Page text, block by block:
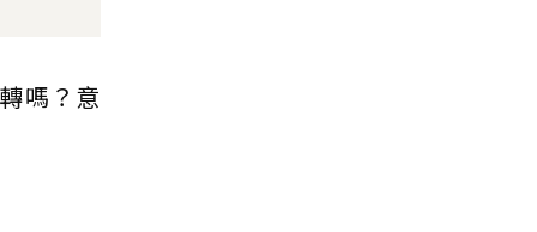
嗎？意